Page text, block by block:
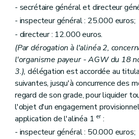
- secrétaire général et directeur
- inspecteur général : 25.000 euros;
- directeur : 12.000 euros.
(Par dérogation à l'alinéa 2,
l'organisme payeur - AGW du 18
3.), délégation est accordée au
suivantes, jusqu'à concurrence des
regard de son grade, pour liquider
l'objet d'un engagement
application de l'alinéa 1 er:
- inspecteur général : 50.000 euros;